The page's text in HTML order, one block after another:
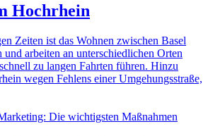
Hochrhein
Zeiten ist das Wohnen zwischen Basel
arbeiten an unterschiedlichen Orten
zu langen Fahrten führen. Hinzu
wegen Fehlens einer Umgehungsstraße,